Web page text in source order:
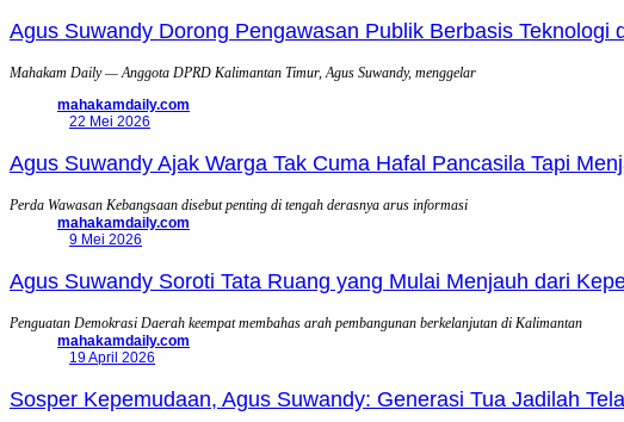
Agus Suwandy Dorong Pengawasan Publik Berbasis Teknologi
Mahakam Daily — Anggota DPRD Kalimantan Timur, Agus Suwandy, menggelar
mahakamdaily.com
22 Mei 2026
Agus Suwandy Ajak Warga Tak Cuma Hafal Pancasila Tapi
Perda Wawasan Kebangsaan disebut penting di tengah derasnya arus informasi
mahakamdaily.com
9 Mei 2026
Agus Suwandy Soroti Tata Ruang yang Mulai Menjauh dari
Penguatan Demokrasi Daerah keempat membahas arah pembangunan berkelanjutan di Kalimantan
mahakamdaily.com
19 April 2026
Sosper Kepemudaan, Agus Suwandy: Generasi Tua Jadilah